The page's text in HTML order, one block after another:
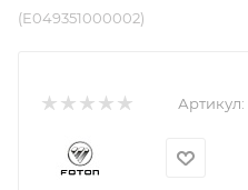
(E049351000002)
Артикул: